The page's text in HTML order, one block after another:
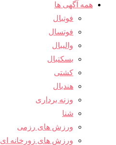
همه آگهی ها
فوتبال
فوتسال
والیبال
بسکتبال
کشتی
هندبال
وزنه برداری
شنا
ورزش های رزمی
ورزش های زورخانه ای